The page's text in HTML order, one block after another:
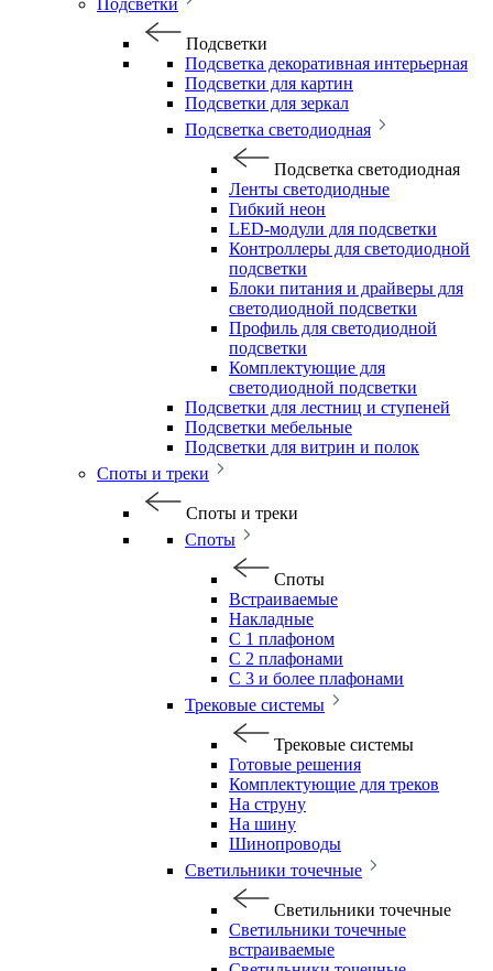
Подсветки
Подсветки
Подсветка декоративная интерьерная
Подсветки для картин
Подсветки для зеркал
Подсветка светодиодная
Подсветка светодиодная
Ленты светодиодные
Гибкий неон
LED-модули для подсветки
Контроллеры для светодиодной
подсветки
Блоки питания и драйверы для
светодиодной подсветки
Профиль для светодиодной
подсветки
Комплектующие для
светодиодной подсветки
Подсветки для лестниц и ступеней
Подсветки мебельные
Подсветки для витрин и полок
Споты и треки
Споты и треки
Споты
Споты
Встраиваемые
Накладные
С 1 плафоном
С 2 плафонами
С 3 и более плафонами
Трековые системы
Трековые системы
Готовые решения
Комплектующие для треков
На струну
На шину
Шинопроводы
Светильники точечные
Светильники точечные
Светильники точечные
встраиваемые